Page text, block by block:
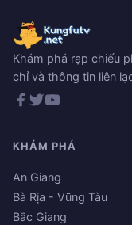
Khám phá rạp chiếu
chỉ và thông tin liên
KHÁM PHÁ
An Giang
Bà Rịa - Vũng Tàu
Bắc Giang